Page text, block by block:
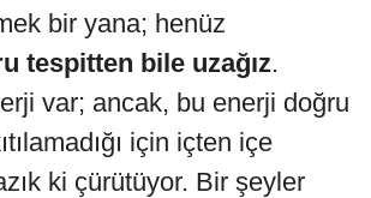
bir yana; henüz
tespitten bile uzağız.
var; ancak, bu enerji doğru
için içten içe
ki çürütüyor. Bir şeyler